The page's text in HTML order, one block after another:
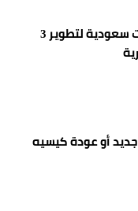
بإشراف وزارة الطاقة.. اتفاقيات سعودية لتطوير 3
أو عودة كيسيه